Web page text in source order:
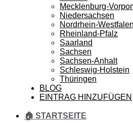
Mecklenburg-
Niedersachsen
Nordrhein-Westfalen
Rheinland-Pfalz
Saarland
Sachsen
Sachsen-Anhalt
Schleswig-Holstein
Thüringen
BLOG
EINTRAG HINZUFÜGEN
🏠 STARTSEITE